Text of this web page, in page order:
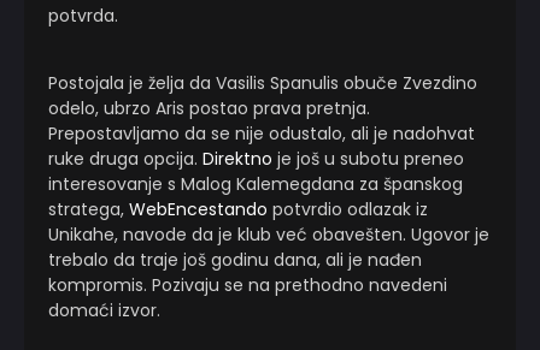
potvrda.
Postojala je želja da Vasilis Spanulis obuče Zvezdino
odelo, ubrzo Aris postao prava pretnja.
Prepostavljamo da se nije odustalo, ali je nadohvat
ruke druga opcija. Direktno je još u subotu preneo
interesovanje s Malog Kalemegdana za španskog
stratega, WebEncestando potvrdio odlazak iz
Unikahe, navode da je klub već obavešten. Ugovor je
trebalo da traje još godinu dana, ali je nađen
kompromis. Pozivaju se na prethodno navedeni
domaći izvor.